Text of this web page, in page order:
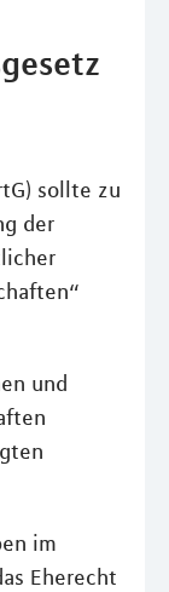
sollte zu
der
und
im
Eherecht